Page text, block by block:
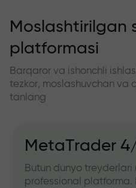
Moslashtirilgan
platformasi
Barqaror va ishonchli
tezkor, moslashuvchan va
tanlang
MetaTrader
Butun dunyo treyderlari
professional platforma.